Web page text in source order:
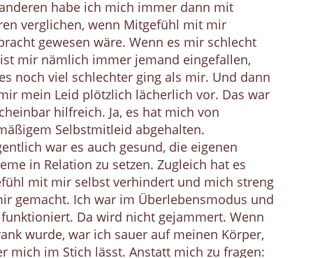
habe ich mich immer dann mit
verglichen, wenn Mitgefühl mit mir
gewesen wäre. Wenn es mir schlecht
mir nämlich immer jemand eingefallen,
noch viel schlechter ging als mir. Und dann
mein Leid plötzlich lächerlich vor. Das war
hilfreich. Ja, es hat mich von
Selbstmitleid abgehalten.
war es auch gesund, die eigenen
in Relation zu setzen. Zugleich hat es
mit mir selbst verhindert und mich streng
gemacht. Ich war im Überlebensmodus und
Da wird nicht gejammert. Wenn
wurde, war ich sauer auf meinen Körper,
mich im Stich lässt. Anstatt mich zu fragen: